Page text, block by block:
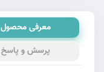
معرفی محصول
پرسش و پاسخ